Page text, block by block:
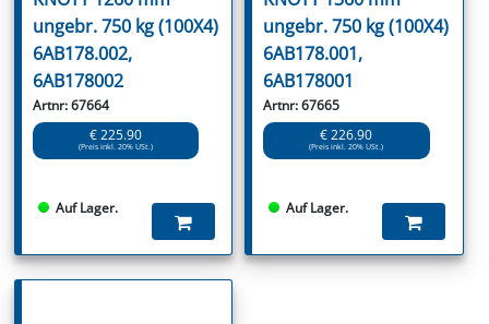
ungebr. 750 kg (100X4)
6AB178.002,
6AB178002
Artnr: 67664
€ 225.90
(Preis inkl. 20% USt.)
Auf Lager.
ungebr. 750 kg (100X4)
6AB178.001,
6AB178001
Artnr: 67665
€ 226.90
(Preis inkl. 20% USt.)
Auf Lager.